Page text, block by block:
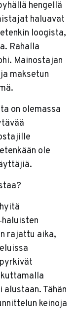
hengellä
haluavat
loogista,
Rahalla
Mainostajan
maksetun
on olemassa
ole
rajattu aika,
Tähän
keinoja